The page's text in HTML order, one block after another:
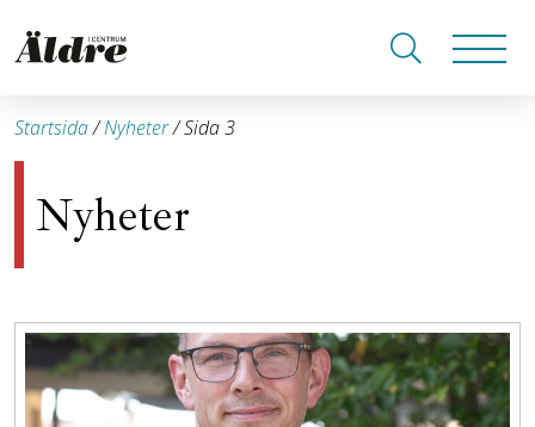
Startsida/Nyheter/Sida 3
Nyheter